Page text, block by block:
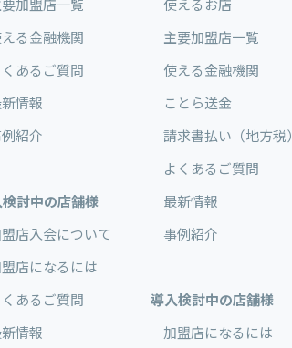
加盟店一覧
る金融機関
くあるご質問
情報
紹介
討中の店舗様
店入会について
店になるには
くあるご質問
情報
使えるお店
主要加盟店一覧
使える金融機関
ことら送金
請求書払い（地方税）
よくあるご質問
最新情報
事例紹介
導入検討中の店舗様
加盟店になるには